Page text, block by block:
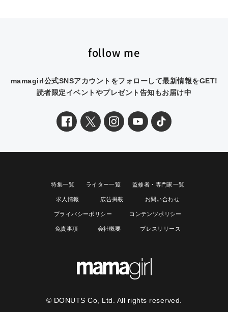
follow me
mamagirl公式SNSアカウントをフォローして最新情報をGET!
読者限定イベントやプレゼント告知もお届け中
特集一覧 ライター一覧 監修者・専門家一覧
求人情報 広告掲載 お問い合わせ
プライバシーポリシー コンテンツポリシー
免責事項 会社概要 プレスリリース
© DONUTS Co, Ltd. All rights reserved.